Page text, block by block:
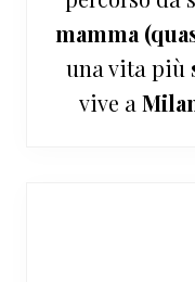
mamma
una vita più
vive a